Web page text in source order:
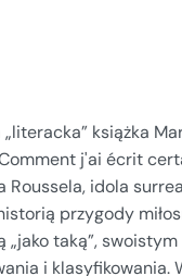
książka
j'ai écrit
Roussela, idola
przygody
taką”, swoistym
i klasyfikowania.